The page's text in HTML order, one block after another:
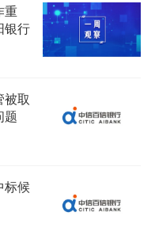
重
银行
取
题
标候